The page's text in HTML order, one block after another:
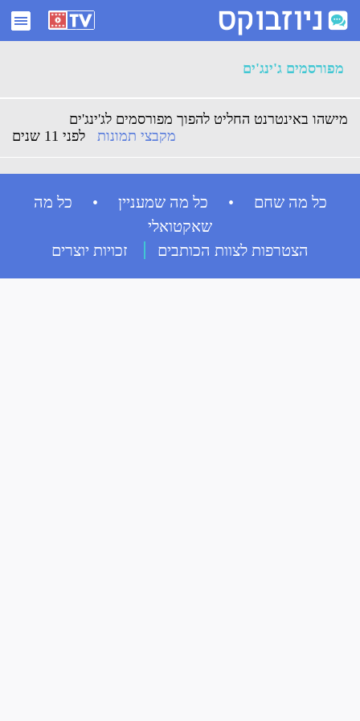
ארכיון מפורסמים ג'ינג'ים - ניוזבוקס
מפורסמים ג'ינג'ים
מישהו באינטרנט החליט להפוך מפורסמים לג'ינג'ים
לפני 11 שנים
מקבצי תמונות
כל מה שחם • כל מה שמעניין • כל מה
שאקטואלי
הצטרפות לצוות הכותבים
זכויות יוצרים